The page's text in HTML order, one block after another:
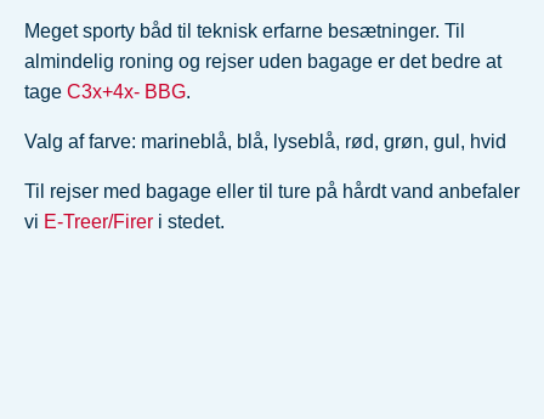
Meget sporty båd til teknisk erfarne besætninger. Til
almindelig roning og rejser uden bagage er det bedre at
tage C3x+4x- BBG.
Valg af farve: marineblå, blå, lyseblå, rød, grøn, gul, hvid
Til rejser med bagage eller til ture på hårdt vand anbefaler
vi E-Treer/Firer i stedet.